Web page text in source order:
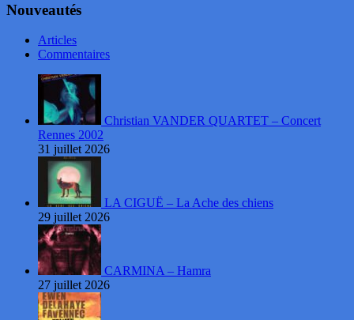
Nouveautés
Articles
Commentaires
Christian VANDER QUARTET – Concert
Rennes 2002
31 juillet 2026
LA CIGUË – La Ache des chiens
29 juillet 2026
CARMINA – Hamra
27 juillet 2026